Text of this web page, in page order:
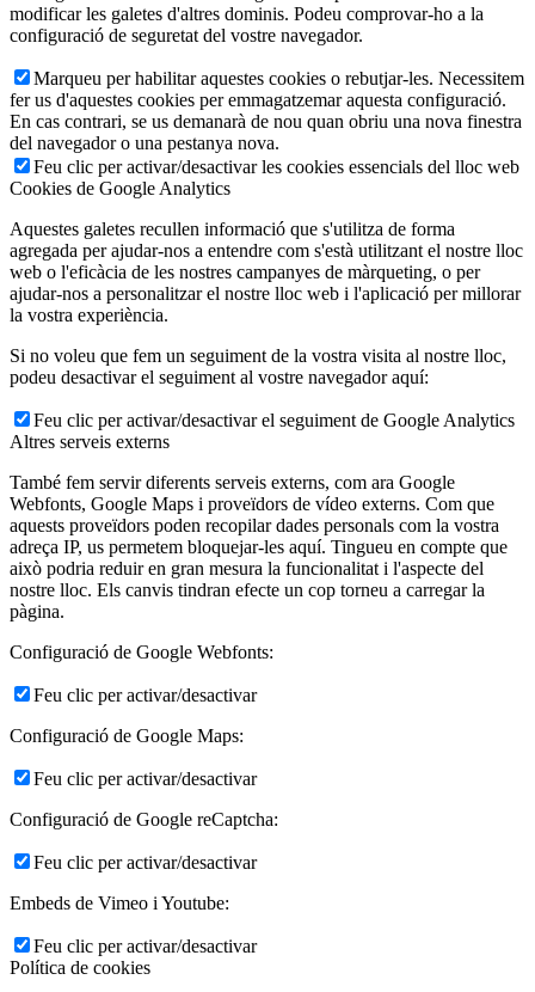
modificar les galetes d'altres dominis. Podeu comprovar-ho a la
configuració de seguretat del vostre navegador.
Marqueu per habilitar aquestes cookies o rebutjar-les. Necessitem
fer us d'aquestes cookies per emmagatzemar aquesta configuració.
En cas contrari, se us demanarà de nou quan obriu una nova finestra
del navegador o una pestanya nova.
Feu clic per activar/desactivar les cookies essencials del lloc web
Cookies de Google Analytics
Aquestes galetes recullen informació que s'utilitza de forma
agregada per ajudar-nos a entendre com s'està utilitzant el nostre lloc
web o l'eficàcia de les nostres campanyes de màrqueting, o per
ajudar-nos a personalitzar el nostre lloc web i l'aplicació per millorar
la vostra experiència.
Si no voleu que fem un seguiment de la vostra visita al nostre lloc,
podeu desactivar el seguiment al vostre navegador aquí:
Feu clic per activar/desactivar el seguiment de Google Analytics
Altres serveis externs
També fem servir diferents serveis externs, com ara Google
Webfonts, Google Maps i proveïdors de vídeo externs. Com que
aquests proveïdors poden recopilar dades personals com la vostra
adreça IP, us permetem bloquejar-les aquí. Tingueu en compte que
això podria reduir en gran mesura la funcionalitat i l'aspecte del
nostre lloc. Els canvis tindran efecte un cop torneu a carregar la
pàgina.
Configuració de Google Webfonts:
Feu clic per activar/desactivar
Configuració de Google Maps:
Feu clic per activar/desactivar
Configuració de Google reCaptcha:
Feu clic per activar/desactivar
Embeds de Vimeo i Youtube:
Feu clic per activar/desactivar
Política de cookies